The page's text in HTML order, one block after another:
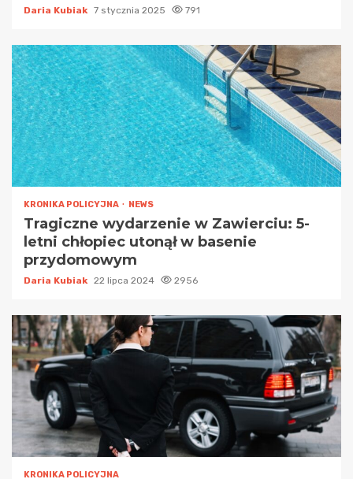
Daria Kubiak 7 stycznia 2025 791
KRONIKA POLICYJNA NEWS
Tragiczne wydarzenie w Zawierciu: 5-
letni chłopiec utonął w basenie
przydomowym
Daria Kubiak 22 lipca 2024 2956
KRONIKA POLICYJNA